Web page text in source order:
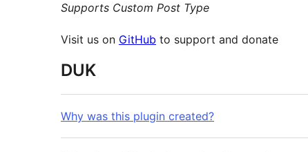
Supports Custom Post Type
Visit us on GitHub to support and donate
DUK
Why was this plugin created?